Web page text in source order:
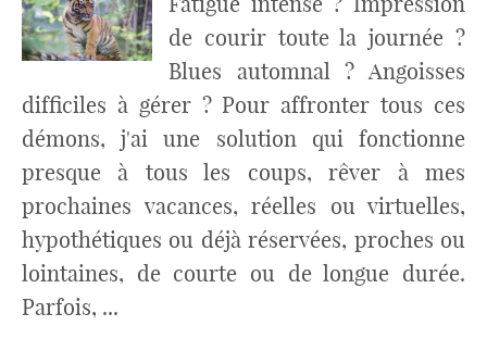
de courir toute la journée ?
Blues automnal ? Angoisses
difficiles à gérer ? Pour affronter tous ces
démons, j'ai une solution qui fonctionne
presque à tous les coups, rêver à mes
prochaines vacances, réelles ou virtuelles,
hypothétiques ou déjà réservées, proches ou
lointaines, de courte ou de longue durée.
Parfois, ...